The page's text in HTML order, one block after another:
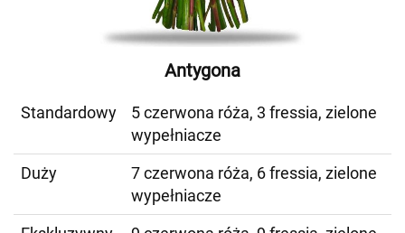
Antygona
Standardowy
5 czerwona róża, 3 fressia, zielone
wypełniacze
Duży
7 czerwona róża, 6 fressia, zielone
wypełniacze